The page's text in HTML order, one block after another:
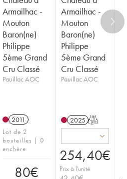
Armailhac -
Mouton
Baron(ne)
Philippe
5ème Grand
Cru Classé
Pauillac AOC
2011
Lot de 2
bouteilles | 0
enchère
80€
Armailhac -
Mouton
Baron(ne)
Philippe
5ème Grand
Cru Classé
Pauillac AOC
2025 T
254,40€
Prix à l'unité